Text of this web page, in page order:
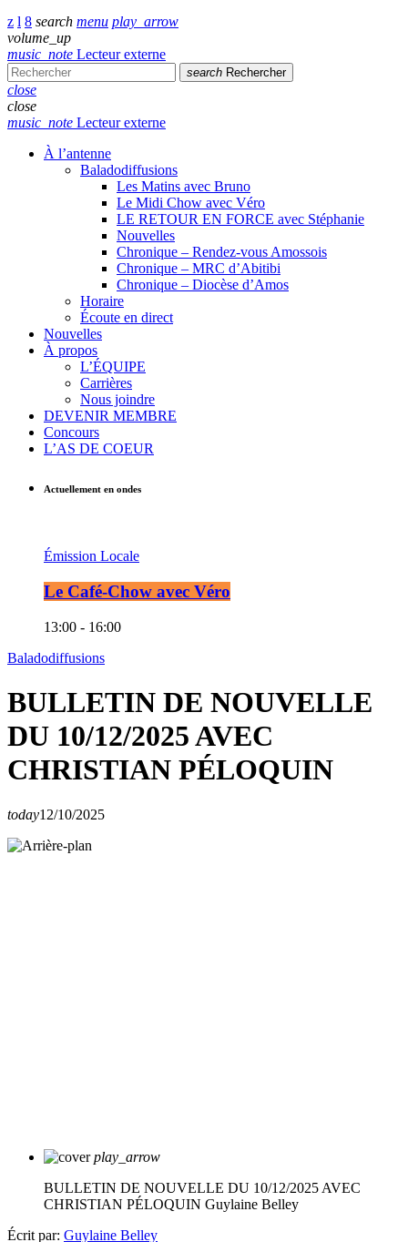
search menu play_arrow
volume_up
music_note Lecteur externe
search Rechercher
close
close
music_note Lecteur externe
À l’antenne
Baladodiffusions
Les Matins avec Bruno
Le Midi Chow avec Véro
LE RETOUR EN FORCE avec Stéphanie
Nouvelles
Chronique – Rendez-vous Amossois
Chronique – MRC d’Abitibi
Chronique – Diocèse d’Amos
Horaire
Écoute en direct
Nouvelles
À propos
L’ÉQUIPE
Carrières
Nous joindre
DEVENIR MEMBRE
Concours
L’AS DE COEUR
Actuellement en ondes
Émission Locale
Le Café-Chow avec Véro
13:00 - 16:00
Baladodiffusions
BULLETIN DE NOUVELLE
DU 10/12/2025 AVEC
CHRISTIAN PÉLOQUIN
today12/10/2025
play_arrow
BULLETIN DE NOUVELLE DU 10/12/2025 AVEC
CHRISTIAN PÉLOQUIN Guylaine Belley
Écrit par: Guylaine Belley